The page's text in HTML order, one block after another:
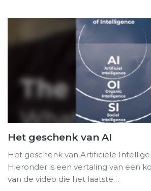
Het geschenk van AI
Het geschenk van Artificiële
Hieronder is een vertaling van een
van de video die het laatste…